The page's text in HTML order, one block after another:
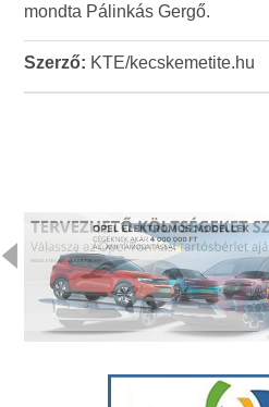
mondta Pálinkás Gergő.
Szerző: KTE/kecskemetite.hu